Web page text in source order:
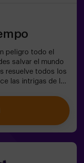
peligro todo el
salvar el mundo
resuelve todos los
las intrigas de la
🐇Es un
a partir de 6 años
un espacio
al menos de un